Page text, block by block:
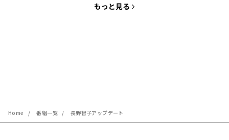
もっと見る
Home 番組一覧 長野智子アップデート